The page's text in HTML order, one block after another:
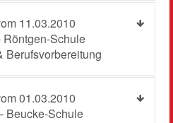
11.03.2010
Schule
Berufsvorbereitung
01.03.2010
Beucke-Schule